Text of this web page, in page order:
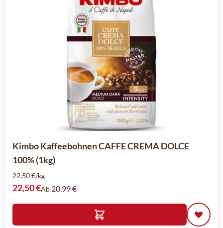
Kimbo Kaffeebohnen CAFFE CREMA DOLCE
100% (1kg)
22,50 €/kg
22,50 €Ab 20,99 €